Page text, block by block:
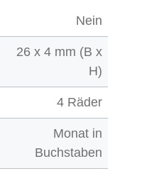
Nein
26 x 4 mm (B x
H)
4 Räder
Monat in
Buchstaben